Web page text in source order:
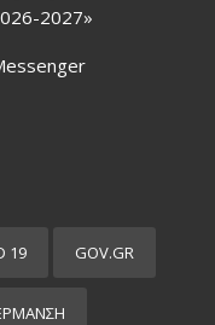
2027»
19 GOV.GR